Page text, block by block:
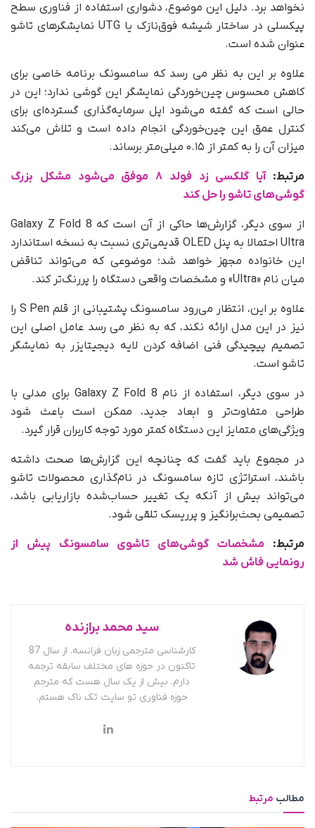
نخواهد برد. دلیل این موضوع، دشواری استفاده از فناوری سطح
پیکسلی در ساختار شیشه فوق‌نازک یا UTG نمایشگرهای تاشو
عنوان شده است.
علاوه بر این به نظر می رسد که سامسونگ برنامه‌ خاصی برای
کاهش محسوس چین‌خوردگی نمایشگر این گوشی ندارد؛ این در
حالی است که گفته می‌شود اپل سرمایه‌گذاری گسترده‌ای برای
کنترل عمق این چین‌خوردگی انجام داده است و تلاش می‌کند
میزان آن را به کمتر از ۰.۱۵ میلی‌متر برساند.
مرتبط:
آیا گلکسی زد فولد ۸ موفق می‌شود مشکل بزرگ
گوشی‌های تاشو را حل کند
از سوی دیگر، گزارش‌ها حاکی از آن است که Galaxy Z Fold 8
Ultra احتمالا به پنل OLED قدیمی‌تری نسبت به نسخه استاندارد
این خانواده مجهز خواهد شد؛ موضوعی که می‌تواند تناقض
میان نام «Ultra» و مشخصات واقعی دستگاه را پررنگ‌تر کند.
علاوه بر این، انتظار می‌رود سامسونگ پشتیبانی از قلم S Pen را
نیز در این مدل ارائه نکند، که به نظر می رسد عامل اصلی این
تصمیم پیچیدگی فنی اضافه‌ کردن لایه دیجیتایزر به نمایشگر
تاشو است.
در سوی دیگر، استفاده از نام Galaxy Z Fold 8 برای مدلی با
طراحی متفاوت‌تر و ابعاد جدید، ممکن است باعث شود
ویژگی‌های متمایز این دستگاه کمتر مورد توجه کاربران قرار گیرد.
در مجموع باید گفت که چنانچه این گزارش‌ها صحت داشته
باشند، استراتژی تازه سامسونگ در نام‌گذاری محصولات تاشو
می‌تواند بیش از آنکه یک تغییر حساب‌شده بازاریابی باشد،
تصمیمی بحث‌برانگیز و پرریسک تلقی شود.
مرتبط: مشخصات گوشی‌های تاشوی سامسونگ پیش از
رونمایی فاش شد
سید محمد برازنده
کارشناسی مترجمی زبان فرانسه. از سال 87
تاکنون در حوزه های مختلف سابقه ترجمه
دارم. بیش از یک سال هست که مترجم
حوزه فناوری تو سایت تک ناک هستم.
مطالب مرتبط